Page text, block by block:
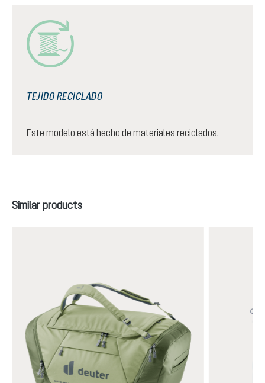
TEJIDO RECICLADO
Este modelo está hecho de materiales reciclados.
Omitir la galería de productos
Similar products